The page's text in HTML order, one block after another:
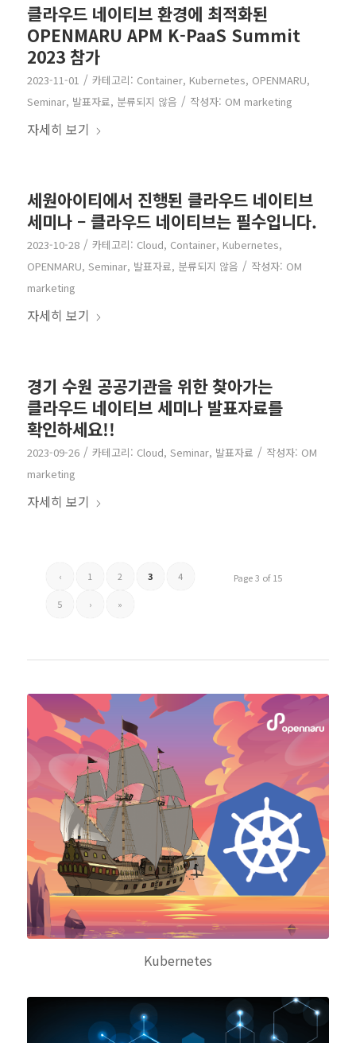
클라우드 네이티브 환경에 최적화된
OPENMARU APM K-PaaS Summit
2023 참가
2023-11-01 / 카테고리: Container, Kubernetes, OPENMARU,
Seminar, 발표자료, 분류되지 않음 / 작성자: OM marketing
자세히 보기
세원아이티에서 진행된 클라우드 네이티브
세미나 – 클라우드 네이티브는 필수입니다.
2023-10-28 / 카테고리: Cloud, Container, Kubernetes,
OPENMARU, Seminar, 발표자료, 분류되지 않음 / 작성자: OM
marketing
자세히 보기
경기 수원 공공기관을 위한 찾아가는
클라우드 네이티브 세미나 발표자료를
확인하세요!!
2023-09-26 / 카테고리: Cloud, Seminar, 발표자료 / 작성자: OM
marketing
자세히 보기
Page 3 of 15
‹ 1 2 3 4
5 › »
Kubernetes